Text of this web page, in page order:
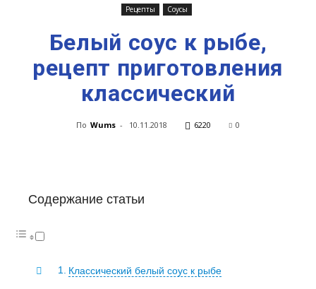
журнал
WUMENS.SU
Рецепты Соусы
Белый соус к рыбе,
рецепт приготовления
классический
По Wums - 10.11.2018 6220 0
Содержание статьи
Классический белый соус к рыбе